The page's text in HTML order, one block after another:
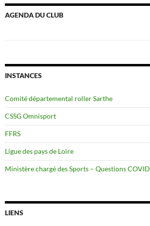
AGENDA DU CLUB
INSTANCES
Comité départemental roller Sarthe
CSSG Omnisport
FFRS
Ligue des pays de Loire
Ministère chargé des Sports – Questions COVID
LIENS